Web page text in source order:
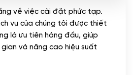
theo yêu cầu
lý thanh toán tự động qua
về việc cài đặt phức tạp.
vụ của chúng tôi được thiết
là ưu tiên hàng đầu, giúp
và nâng cao hiệu suất